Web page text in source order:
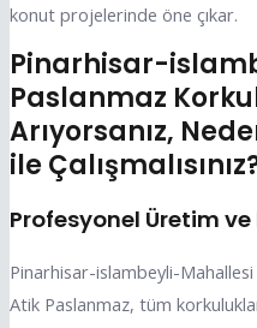
konut projelerinde öne çıkar.
Pinarhisar-
Paslanmaz
Arıyorsanız,
ile
Profesyonel Üretim
Pinarhisar-islambeyli-
Atik Paslanmaz, tüm